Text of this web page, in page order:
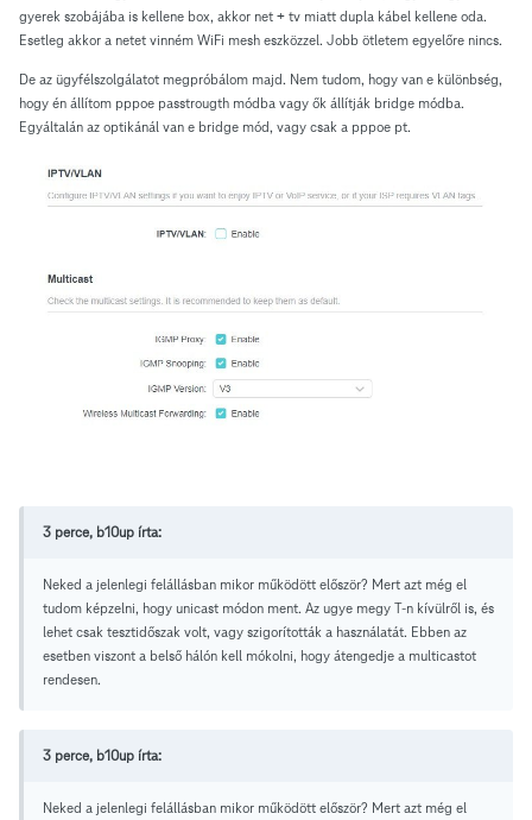
gyerek szobájába is kellene box, akkor net + tv miatt dupla kábel kellene oda.
Esetleg akkor a netet vinném WiFi mesh eszközzel. Jobb ötletem egyelőre nincs.
De az ügyfélszolgálatot megpróbálom majd. Nem tudom, hogy van e különbség,
hogy én állítom pppoe passtrougth módba vagy ők állítják bridge módba.
Egyáltalán az optikánál van e bridge mód, vagy csak a pppoe pt.
3 perce, b10up írta:
Neked a jelenlegi felállásban mikor működött először? Mert azt még el
tudom képzelni, hogy unicast módon ment. Az ugye megy T-n kívülről is, és
lehet csak tesztidőszak volt, vagy szigorították a használatát. Ebben az
esetben viszont a belső hálón kell mókolni, hogy átengedje a multicastot
rendesen.
3 perce, b10up írta:
Neked a jelenlegi felállásban mikor működött először? Mert azt még el